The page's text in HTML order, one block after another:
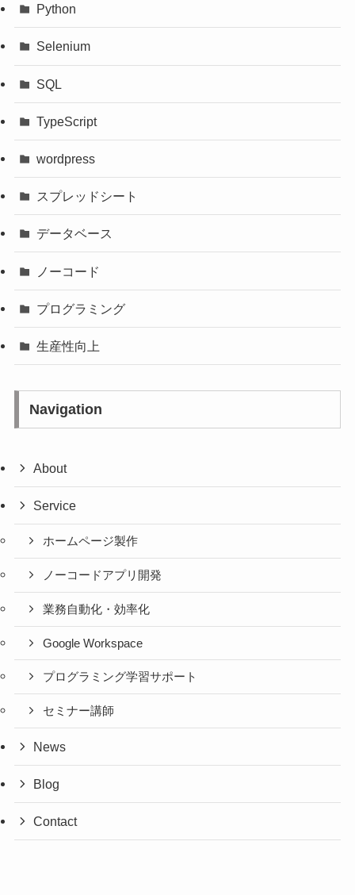
Python
Selenium
SQL
TypeScript
wordpress
スプレッドシート
データベース
ノーコード
プログラミング
生産性向上
Navigation
About
Service
ホームページ製作
ノーコードアプリ開発
業務自動化・効率化
Google Workspace
プログラミング学習サポート
セミナー講師
News
Blog
Contact